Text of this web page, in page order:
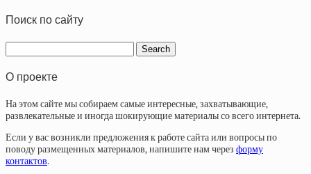
Поиск по сайту
О проекте
На этом сайте мы собираем самые интересные, захватывающие,
развлекательные и иногда шокирующие материалы со всего интернета.
Если у вас возникли предложения к работе сайта или вопросы по
поводу размещенных материалов, напишите нам через форму
контактов.